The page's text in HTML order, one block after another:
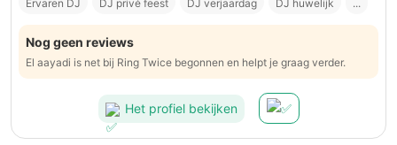
Ervaren DJ DJ privé feest DJ verjaardag DJ huwelijk ...
Nog geen reviews
El aayadi is net bij Ring Twice begonnen en helpt je graag verder.
Het profiel bekijken